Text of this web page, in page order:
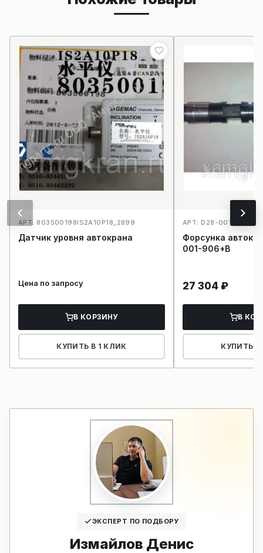
АРТ: 803500198IS2A10P18_2899
Датчик уровня автокрана
Цена по запросу
В КОРЗИНУ
КУПИТЬ В 1 КЛИК
АРТ: D28-001-
Форсунка
001-906+B
27 304 ₽
В
КУПИТЬ В
ЭКСПЕРТ ПО ПОДБОРУ
Измайлов Денис